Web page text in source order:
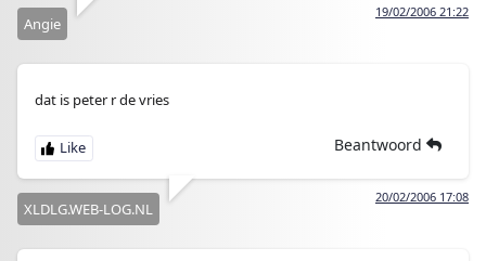
19/02/2006 21:22
Angie
dat is peter r de vries
Beantwoord
20/02/2006 17:08
XLDLG.WEB-LOG.NL